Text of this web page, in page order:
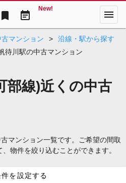
bookmark event_note
New! menu
古マンション >
沿線・駅から探す
待川駅の中古マンション
部線)近くの中古
マンション一覧です。ご希望の間取
物件を絞り込むことができます。
を設定する